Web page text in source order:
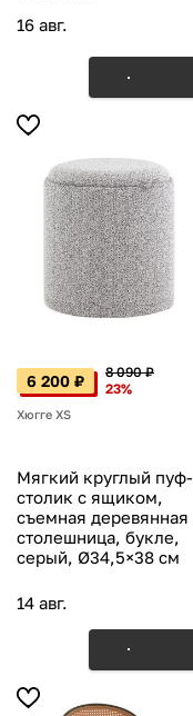
16 авг.
6 200 ₽
8 090 ₽
23%
Хюгге XS
Мягкий круглый пуф-
столик с ящиком,
съемная деревянная
столешница, букле,
серый, Ø34,5×38 см
14 авг.